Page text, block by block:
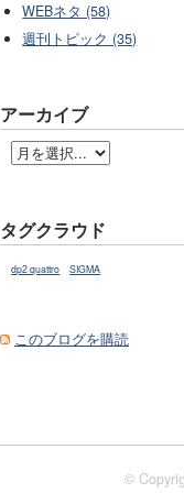
WEBネタ (58)
週刊トピック (35)
アーカイブ
タグクラウド
dp2 quattro SIGMA
このブログを購読
©